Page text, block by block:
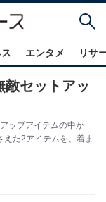
エンタメ リサ
敵セットアッ
ップアイテムの中か
た2アイテムを、着ま